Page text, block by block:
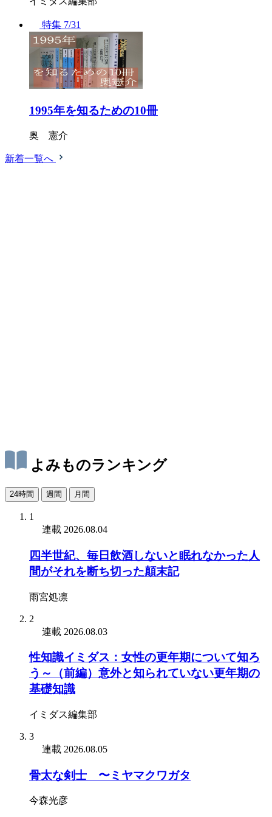
特集 7/31
1995年を知るための10冊
奥 憲介
新着一覧へ
よみものランキング
24時間 週間 月間
1
連載 2026.08.04
四半世紀、毎日飲酒しないと眠れなかった人
間がそれを断ち切った顛末記
雨宮処凛
2
連載 2026.08.03
性知識イミダス：女性の更年期について知ろ
う～（前編）意外と知られていない更年期の
基礎知識
イミダス編集部
3
連載 2026.08.05
骨太な剣士 〜ミヤマクワガタ
今森光彦